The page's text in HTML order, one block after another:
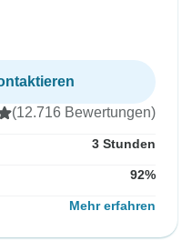
(12.716 Bewertungen)
3 Stunden
92%
Mehr erfahren